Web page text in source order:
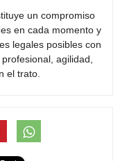
un compromiso
en cada momento y
legales posibles con
agilidad,
el trato.